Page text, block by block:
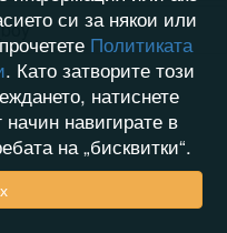
си за някои или
Политиката
. Като затворите този
натиснете
навигирате в
на „бисквитки“.